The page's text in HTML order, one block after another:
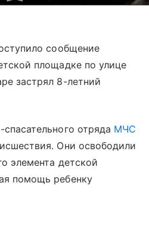
сообщение
площадке по улице
застрял 8-летний
отряда МЧС
Они освободили
элемента детской
помощь ребенку